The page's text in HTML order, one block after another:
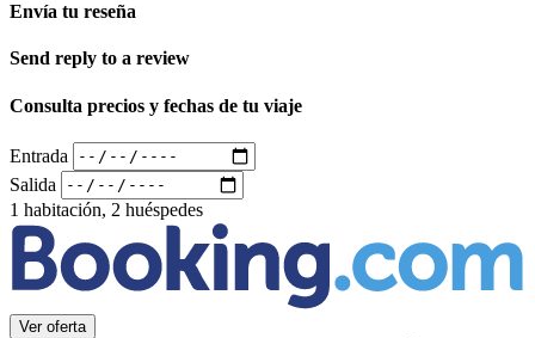
Envía tu reseña
Send reply to a review
Consulta precios y fechas de tu viaje
Entrada
Salida
1 habitación, 2 huéspedes
Ver oferta